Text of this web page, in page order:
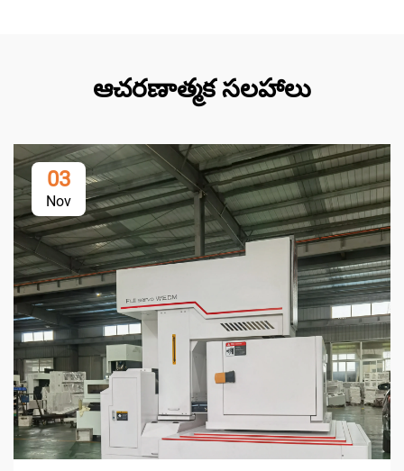
ఆచరణాత్మక సలహాలు
03
Nov